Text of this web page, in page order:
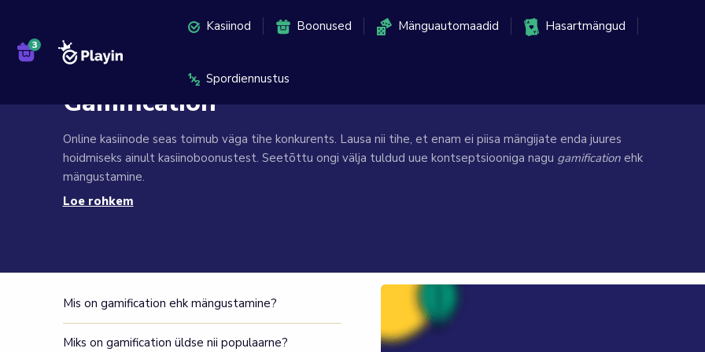
Kasiinod Boonused Mänguautomaadid Hasartmängud
Spordiennustus
13.08.2025
Gamification
Online kasiinode seas toimub väga tihe konkurents. Lausa nii tihe, et enam ei piisa mängijate enda juures
hoidmiseks ainult kasiinoboonustest. Seetõttu ongi välja tuldud uue kontseptsiooniga nagu gamificationehk
mängustamine.
Mis ongamification
Loe rohkem
Mis on gamification ehk mängustamine?
Miks on gamification üldse nii populaarne?